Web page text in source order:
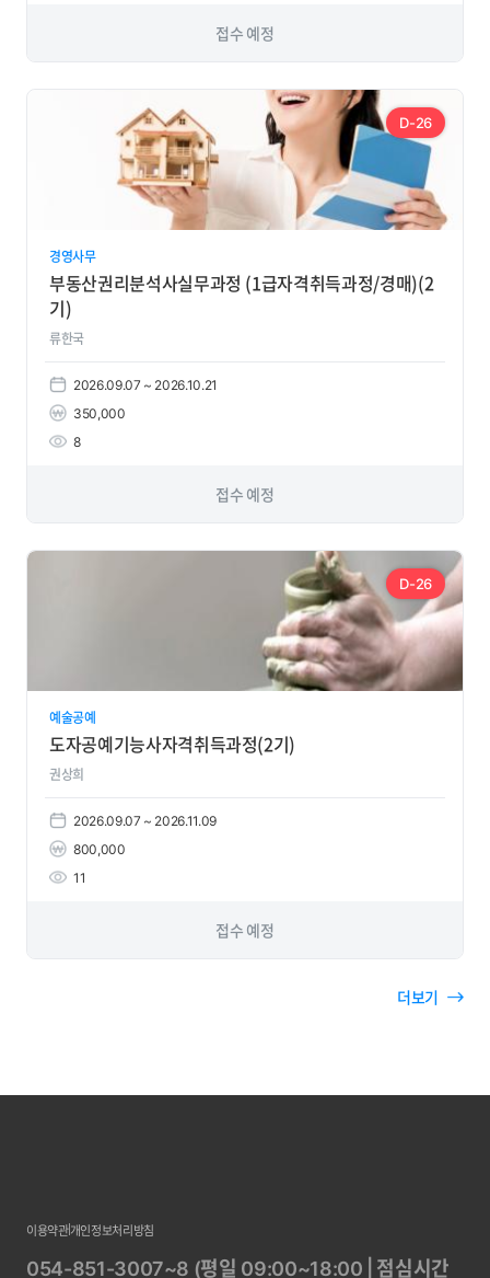
접수 예정
D-26
경영사무
부동산권리분석사실무과정 (1급자격취득과정/경매)(2
기)
류한국
2026.09.07 ~ 2026.10.21
350,000
8
접수 예정
D-26
예술공예
도자공예기능사자격취득과정(2기)
권상희
2026.09.07 ~ 2026.11.09
800,000
11
접수 예정
더보기
이용약관개인정보처리방침
054-851-3007~8 (평일 09:00~18:00 | 점심시간